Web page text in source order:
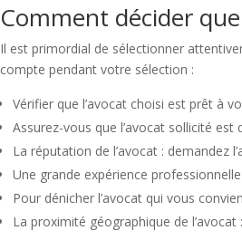
Comment décider
Il est primordial de sélectionner
compte pendant votre sélection :
Vérifier que l’avocat choisi est prêt à
Assurez-vous que l’avocat sollicité
La réputation de l’avocat : demandez
Une grande expérience
Pour dénicher l’avocat qui vous
La proximité géographique de